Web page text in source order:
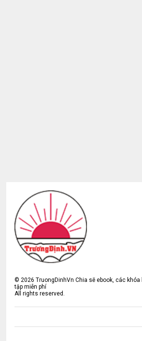
© 2026 TruongDinhVn Chia sẽ ebook, các
tập miễn phí
All rights reserved.